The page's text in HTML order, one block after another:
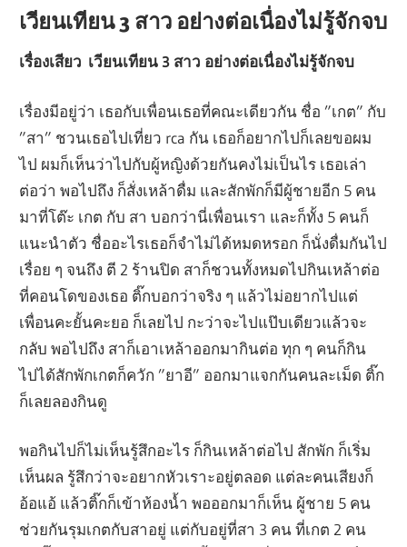
เวียนเทียน 3 สาว อย่างต่อเนื่องไม่รู้จักจบ
เรื่องเสียว เวียนเทียน 3 สาว อย่างต่อเนื่องไม่รู้จักจบ
เรื่องมีอยู่ว่า เธอกับเพื่อนเธอที่คณะเดียวกัน ชื่อ ”เกต” กับ
”สา” ชวนเธอไปเที่ยว rca กัน เธอก็อยากไปก็เลยขอผม
ไป ผมก็เห็นว่าไปกับผู้หญิงด้วยกันคงไม่เป็นไร เธอเล่า
ต่อว่า พอไปถึง ก็สั่งเหล้าดื่ม และสักพักก็มีผู้ชายอีก 5 คน
มาที่โต๊ะ เกต กับ สา บอกว่านี่เพื่อนเรา และก็ทั้ง 5 คนก็
แนะนำตัว ชื่ออะไรเธอก็จำไม่ได้หมดหรอก ก็นั่งดื่มกันไป
เรื่อย ๆ จนถึง ตี 2 ร้านปิด สาก็ชวนทั้งหมดไปกินเหล้าต่อ
ที่คอนโดของเธอ ติ๊กบอกว่าจริง ๆ แล้วไม่อยากไปแต่
เพื่อนคะยั้นคะยอ ก็เลยไป กะว่าจะไปแป๊บเดียวแล้วจะ
กลับ พอไปถึง สาก็เอาเหล้าออกมากินต่อ ทุก ๆ คนก็กิน
ไปได้สักพักเกตก็ควัก ”ยาอี” ออกมาแจกกันคนละเม็ด ติ๊ก
ก็เลยลองกินดู
พอกินไปก็ไม่เห็นรู้สึกอะไร ก็กินเหล้าต่อไป สักพัก ก็เริ่ม
เห็นผล รู้สึกว่าจะอยากหัวเราะอยู่ตลอด แต่ละคนเสียงก็
อ้อแอ้ แล้วติ๊กก็เข้าห้องน้ำ พอออกมาก็เห็น ผู้ชาย 5 คน
ช่วยกันรุมเกตกับสาอยู่ แต่กับอยู่ที่สา 3 คน ที่เกต 2 คน